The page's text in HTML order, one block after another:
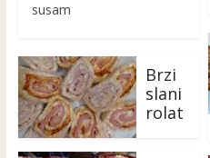
susam
Brzi
slani
rolat